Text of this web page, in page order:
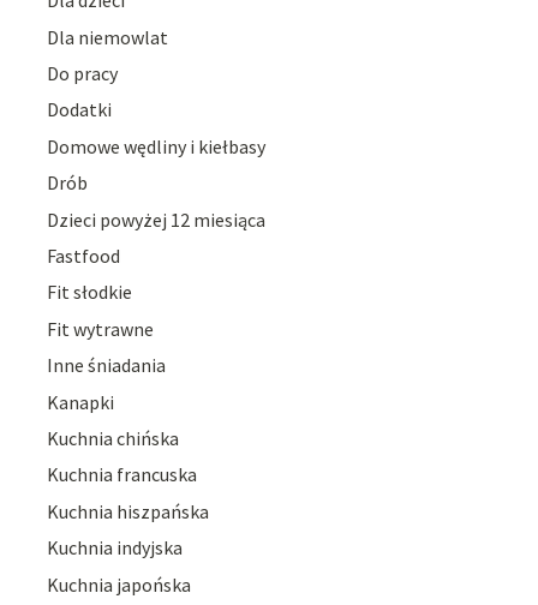
Dla niemowlat
Do pracy
Dodatki
Domowe wędliny i kiełbasy
Drób
Dzieci powyżej 12 miesiąca
Fastfood
Fit słodkie
Fit wytrawne
Inne śniadania
Kanapki
Kuchnia chińska
Kuchnia francuska
Kuchnia hiszpańska
Kuchnia indyjska
Kuchnia japońska